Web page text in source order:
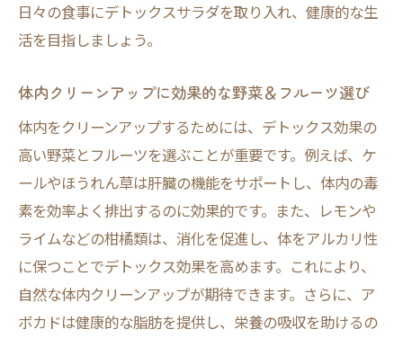
日々の食事にデトックスサラダを取り入れ、健康的な生
活を目指しましょう。
体内クリーンアップに効果的な野菜＆フルーツ選び
体内をクリーンアップするためには、デトックス効果の
高い野菜とフルーツを選ぶことが重要です。例えば、ケ
ールやほうれん草は肝臓の機能をサポートし、体内の毒
素を効率よく排出するのに効果的です。また、レモンや
ライムなどの柑橘類は、消化を促進し、体をアルカリ性
に保つことでデトックス効果を高めます。これにより、
自然な体内クリーンアップが期待できます。さらに、ア
ボカドは健康的な脂肪を提供し、栄養の吸収を助けるの